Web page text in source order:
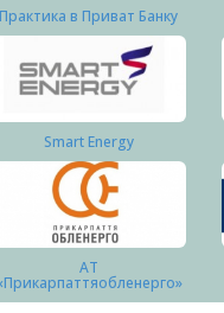
Практика в Приват Банку
Smart Energy
АТ